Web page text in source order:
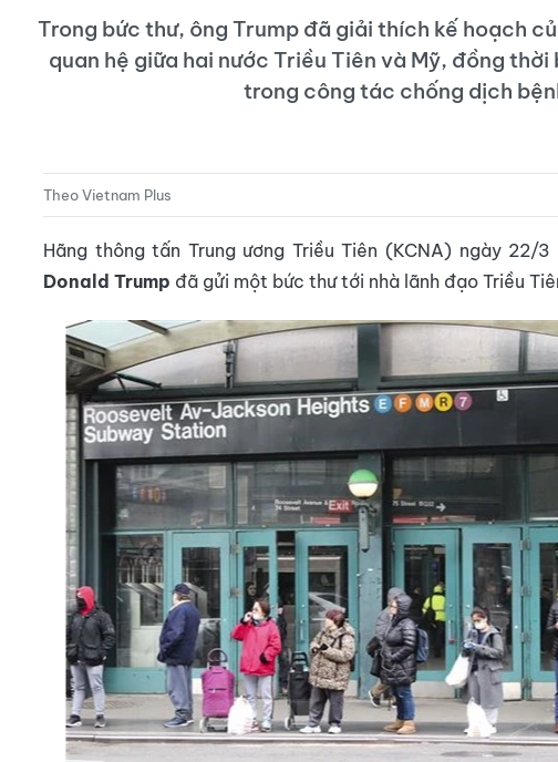
Trong bức thư, ông Trump đã giải thích kế hoạch
quan hệ giữa hai nước Triều Tiên và Mỹ, đồng
trong công tác chống dịch
Theo Vietnam Plus
Hãng thông tấn Trung ương Triều Tiên (KCNA) ngày 22/
Donald Trump đã gửi một bức thư tới nhà lãnh đạo Triều